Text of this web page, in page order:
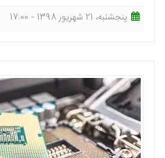
پنجشنبه، 21 شهریور 1398 - 17:00